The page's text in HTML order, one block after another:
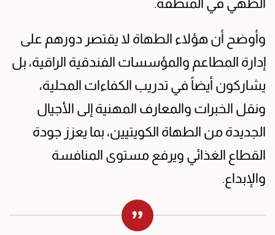
الطهي في المنطقة.
وأوضح أن هؤلاء الطهاة لا يقتصر دورهم على
إدارة المطاعم والمؤسسات الفندقية الراقية، بل
يشاركون أيضاً في تدريب الكفاءات المحلية،
ونقل الخبرات والمعارف المهنية إلى الأجيال
الجديدة من الطهاة الكويتيين، بما يعزز جودة
القطاع الغذائي ويرفع مستوى المنافسة
والإبداع.